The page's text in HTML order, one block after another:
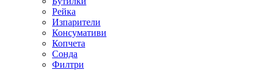
Рейка
Изпарители
Консумативи
Копчета
Сонда
Филтри